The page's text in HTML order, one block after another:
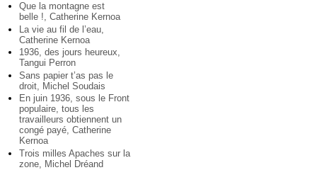
Que la montagne est
belle !, Catherine Kernoa
La vie au fil de l’eau,
Catherine Kernoa
1936, des jours heureux,
Tangui Perron
Sans papier t’as pas le
droit, Michel Soudais
En juin 1936, sous le Front
populaire, tous les
travailleurs obtiennent un
congé payé, Catherine
Kernoa
Trois milles Apaches sur la
zone, Michel Dréand